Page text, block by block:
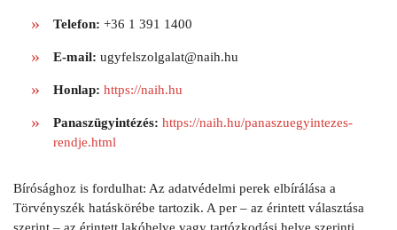
Telefon: +36 1 391 1400
E-mail: ugyfelszolgalat@naih.hu
Honlap: https://naih.hu
Panaszügyintézés: https://naih.hu/panaszuegyintezes-
rendje.html
Bírósághoz is fordulhat: Az adatvédelmi perek elbírálása a
Törvényszék hatáskörébe tartozik. A per – az érintett választása